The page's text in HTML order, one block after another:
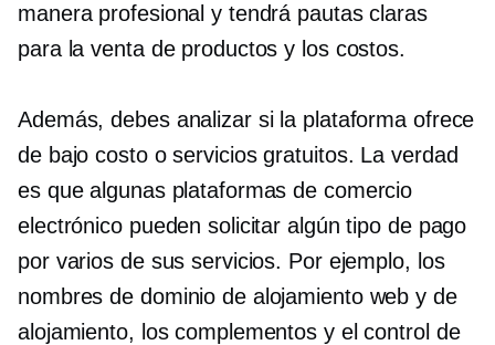
manera profesional y tendrá pautas claras
para la venta de productos y los costos.
Además, debes analizar si la plataforma ofrece
de bajo costoo servicios gratuitos. La verdad
es que algunas plataformas de comercio
electrónico pueden solicitar algún tipo de pago
por varios de sus servicios. Por ejemplo, los
nombres de dominio de alojamiento web y de
alojamiento, los complementos y el control de